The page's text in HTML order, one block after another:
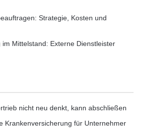
Strategie, Kosten und
Mittelstand: Externe Dienstleister
nicht neu denkt, kann abschließen
Krankenversicherung für Unternehmer